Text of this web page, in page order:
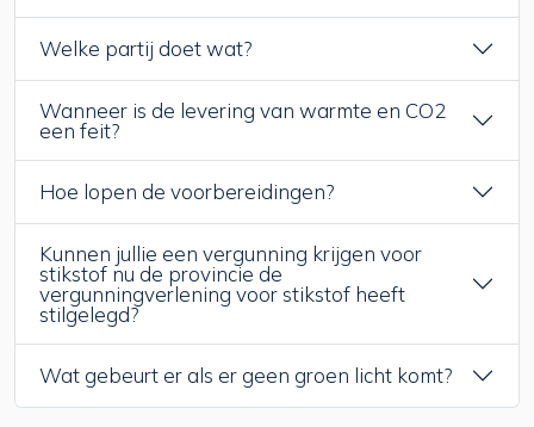
Welke partij doet wat?
Wanneer is de levering van warmte en CO2
een feit?
Hoe lopen de voorbereidingen?
Kunnen jullie een vergunning krijgen voor
stikstof nu de provincie de
vergunningverlening voor stikstof heeft
stilgelegd?
Wat gebeurt er als er geen groen licht komt?